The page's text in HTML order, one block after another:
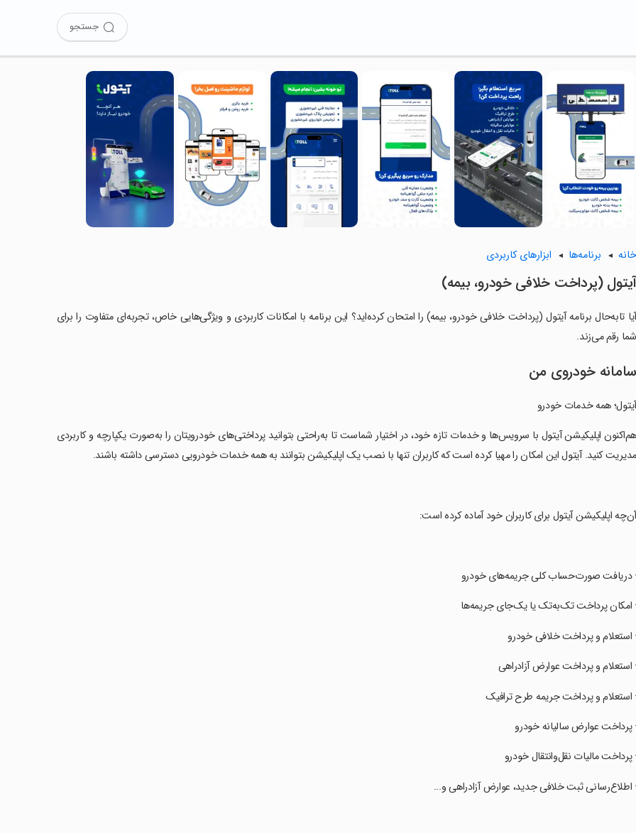
جستجو
خانه برنامه‌ها ابزارهای کاربردی
آیتول (پرداخت خلافی خودرو، بیمه)
آیا تابه‌حال برنامه آیتول (پرداخت خلافی خودرو، بیمه) را امتحان کرده‌اید؟ این برنامه با امکانات کاربردی و ویژگی‌هایی خاص، تجربه‌ای متفاوت را برای
شما رقم می‌زند.
سامانه خودروی من
آیتول؛ همه خدمات خودرو
‏هم‌اکنون اپلیکیشن آیتول با سرویس‌ها و خدمات تازه خود، در اختیار شماست تا به‌راحتی بتوانید پرداختی‌های خودرویتان را به‌صورت یکپارچه و کاربردی
مدیریت کنید. آیتول این امکان را مهیا کرده است که کاربران تنها با نصب یک اپلیکیشن بتوانند به همه خدمات خودرویی دسترسی داشته باشند.
‏آن‌چه اپلیکیشن آیتول برای کاربران خود آماده کرده است:
‏· دریافت صورت‌حساب کلی جریمه‌های خودرو
‏· امکان پرداخت تک‌به‌تک یا یک‌جای جریمه‌ها
‏· استعلام و پرداخت خلافی خودرو
‏· استعلام و پرداخت عوارض آزادراهی
‏· استعلام و پرداخت جریمه طرح ترافیک
‏· پرداخت عوارض سالیانه خودرو
‏· پرداخت مالیات نقل‌وانتقال خودرو
‏· اطلاع‌رسانی ثبت خلافی جدید، عوارض آزادراهی و...